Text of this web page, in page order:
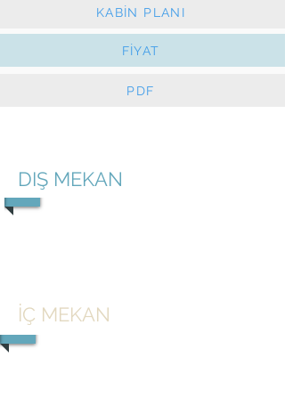
KABİN PLANI
FİYAT
PDF
DIŞ MEKAN
İÇ MEKAN